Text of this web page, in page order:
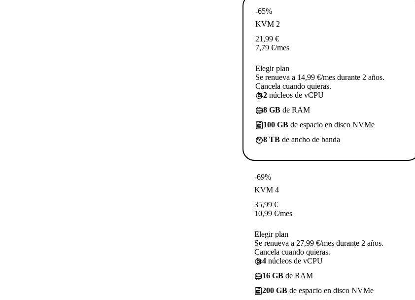
-65%
KVM 2
21,99 €
7,79 €/mes
Elegir plan
Se renueva a 14,99 €/mes durante 2 años.
Cancela cuando quieras.
2 núcleos de vCPU
8 GB de RAM
100 GB de espacio en disco NVMe
8 TB de ancho de banda
-69%
KVM 4
35,99 €
10,99 €/mes
Elegir plan
Se renueva a 27,99 €/mes durante 2 años.
Cancela cuando quieras.
4 núcleos de vCPU
16 GB de RAM
200 GB de espacio en disco NVMe